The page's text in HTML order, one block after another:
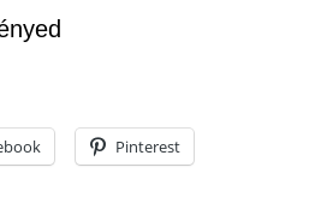
Pinterest